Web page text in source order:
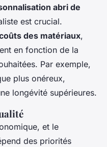
abri de
est crucial.
des matériaux,
en fonction de la
Par exemple,
plus onéreux,
longévité supérieures.
et le
des priorités